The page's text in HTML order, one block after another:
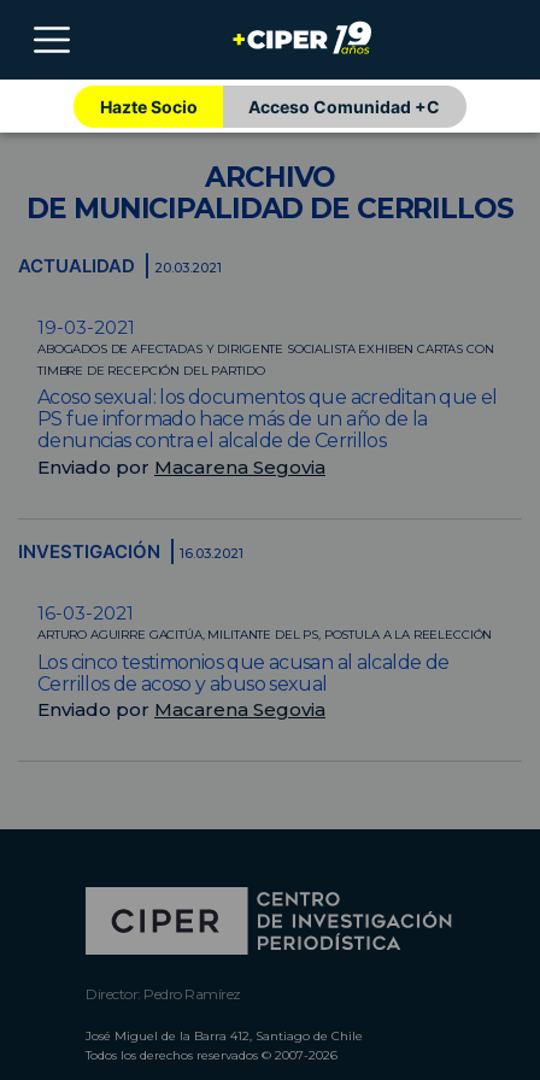
Hazte Socio Acceso Comunidad +C
ARCHIVO
DE MUNICIPALIDAD DE CERRILLOS
ACTUALIDAD 20.03.2021
19-03-2021
ABOGADOS DE AFECTADAS Y DIRIGENTE SOCIALISTA EXHIBEN CARTAS CON
TIMBRE DE RECEPCIÓN DEL PARTIDO
Acoso sexual: los documentos que acreditan que el
PS fue informado hace más de un año de la
denuncias contra el alcalde de Cerrillos
Enviado por Macarena Segovia
INVESTIGACIÓN 16.03.2021
16-03-2021
ARTURO AGUIRRE GACITÚA, MILITANTE DEL PS, POSTULA A LA REELECCIÓN
Los cinco testimonios que acusan al alcalde de
Cerrillos de acoso y abuso sexual
Enviado por Macarena Segovia
Director: Pedro Ramírez
José Miguel de la Barra 412, Santiago de Chile
Todos los derechos reservados © 2007-2026